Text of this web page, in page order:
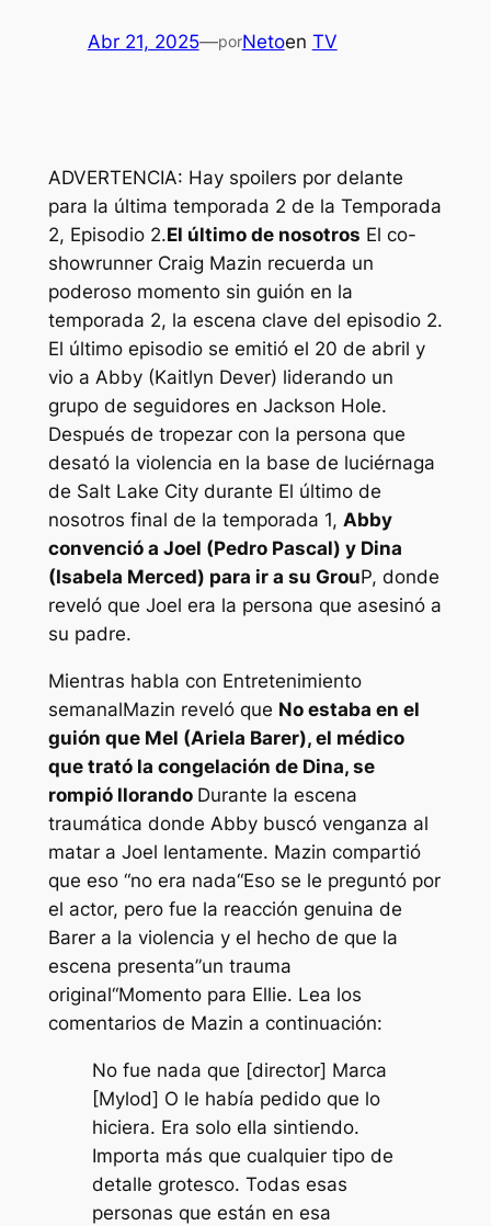
Abr 21, 2025—porNetoen TV
ADVERTENCIA: Hay spoilers por delante
para la última temporada 2 de la Temporada
2, Episodio 2.El último de nosotros El co-
showrunner Craig Mazin recuerda un
poderoso momento sin guión en la
temporada 2, la escena clave del episodio 2.
El último episodio se emitió el 20 de abril y
vio a Abby (Kaitlyn Dever) liderando un
grupo de seguidores en Jackson Hole.
Después de tropezar con la persona que
desató la violencia en la base de luciérnaga
de Salt Lake City durante El último de
nosotros final de la temporada 1, Abby
convenció a Joel (Pedro Pascal) y Dina
(Isabela Merced) para ir a su GrouP, donde
reveló que Joel era la persona que asesinó a
su padre.
Mientras habla con Entretenimiento
semanalMazin reveló que No estaba en el
guión que Mel (Ariela Barer), el médico
que trató la congelación de Dina, se
rompió llorando Durante la escena
traumática donde Abby buscó venganza al
matar a Joel lentamente. Mazin compartió
que eso “no era nada“Eso se le preguntó por
el actor, pero fue la reacción genuina de
Barer a la violencia y el hecho de que la
escena presenta”un trauma
original“Momento para Ellie. Lea los
comentarios de Mazin a continuación:
No fue nada que [director] Marca
[Mylod] O le había pedido que lo
hiciera. Era solo ella sintiendo.
Importa más que cualquier tipo de
detalle grotesco. Todas esas
personas que están en esa